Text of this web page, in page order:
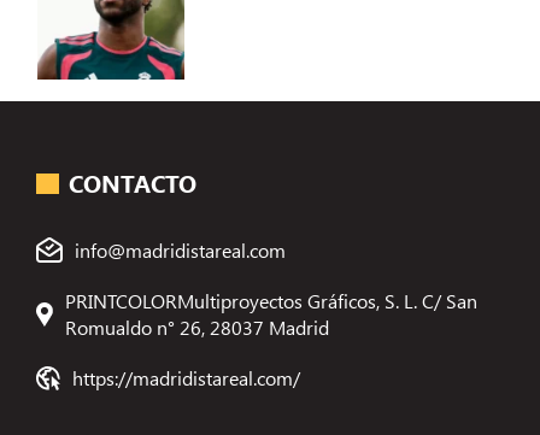
CONTACTO
info@madridistareal.com
PRINTCOLORMultiproyectos Gráficos, S. L. C/ San
Romualdo n° 26, 28037 Madrid
https://madridistareal.com/